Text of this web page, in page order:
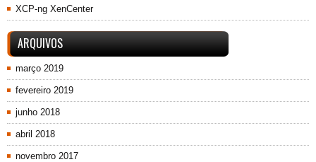
XCP-ng XenCenter
ARQUIVOS
março 2019
fevereiro 2019
junho 2018
abril 2018
novembro 2017